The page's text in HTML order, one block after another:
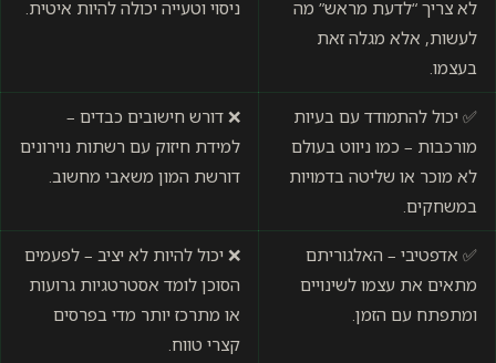
לא צריך “לדעת מראש” מה
לעשות, אלא מגלה זאת
בעצמו.
ניסוי וטעייה יכולה להיות איטית.
✅ יכול להתמודד עם בעיות
מורכבות – כמו ניווט בעולם
לא מוכר או שליטה בדמויות
במשחקים.
❌ דורש חישובים כבדים –
למידת חיזוק עם רשתות נוירונים
דורשת המון משאבי מחשוב.
✅ אדפטיבי – האלגוריתם
מתאים את עצמו לשינויים
ומתפתח עם הזמן.
❌ יכול להיות לא יציב – לפעמים
הסוכן לומד אסטרטגיות גרועות
או מתרכז יותר מדי בפרסים
קצרי טווח.